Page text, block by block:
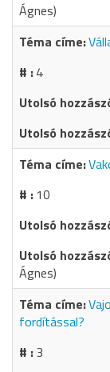
Ágnes)
4
10
Ágnes)
fordítással?
3